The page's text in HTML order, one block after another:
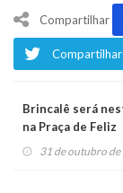
Compartilhar
Brincalê será
na Praça de Feliz
31 de outubro